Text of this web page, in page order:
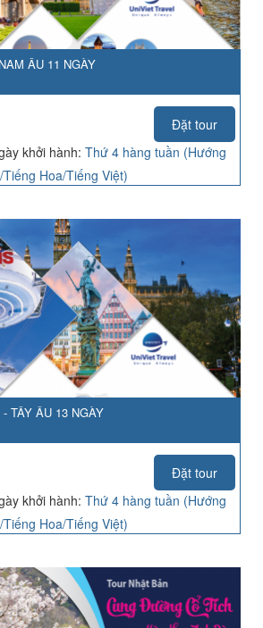
ÂU 11 NGÀY
Đặt tour
khởi hành: Thứ 4 hàng tuần (Hướng
Hoa/Tiếng Việt)
TÂY ÂU 13 NGÀY
Đặt tour
khởi hành: Thứ 4 hàng tuần (Hướng
Hoa/Tiếng Việt)